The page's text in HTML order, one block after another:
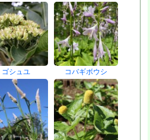
ゴシュユ コバギボウシ